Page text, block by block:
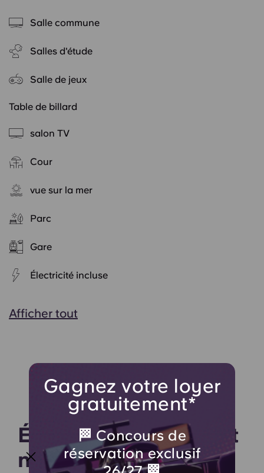
Gagnez votre loyer
gratuitement*
🏁 Concours de
réservation exclusif
Salle commune
Salles d'étude
Salle de jeux
Table de billard
salon TV
Cour
vue sur la mer
Parc
Gare
Électricité incluse
Afficher tout
Écoutez ce que disent
nos étudiants